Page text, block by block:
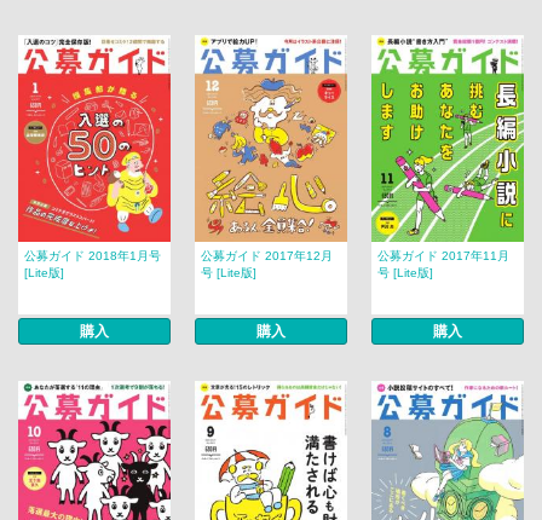
公募ガイド 2018年1月号
[Lite版]
購入
公募ガイド 2017年12月
号 [Lite版]
購入
公募ガイド 2017年11月
号 [Lite版]
購入